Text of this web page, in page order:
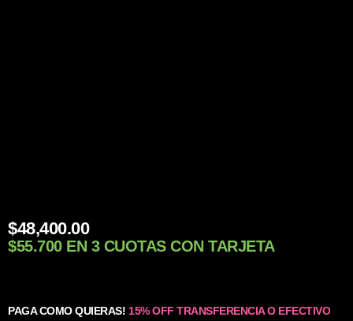
$48,400.00
$55.700 EN 3 CUOTAS CON TARJETA
PAGA COMO QUIERAS! 15% OFF TRANSFERENCIA O EFECTIVO